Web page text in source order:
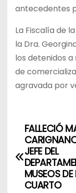
antecedentes
La Fiscalía de
la Dra.
los detenidos
de
agravada por
N
a
FALLECIÓ
JEFE DEL
MUSEOS
CUARTO